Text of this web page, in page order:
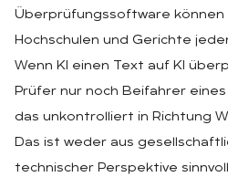
Überprüfungssoftware können
Hochschulen und Gerichte
Wenn KI einen Text auf KI
Prüfer nur noch Beifahrer
das unkontrolliert in Richtung
Das ist weder aus
technischer Perspektive